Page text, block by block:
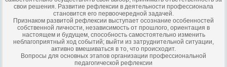
свои решения. Развитие рефлексии в деятельности профессионала
становится его первоочередной задачей.
Признаком развитой рефлексии выступает осознание особенностей
собственной личности, независимость от прошлого, ориентация в
настоящем и будущем, способность самостоятельно изменить
неблагоприятный ход событий; выйти из затруднительной ситуации,
активно вмешиваться в то, что происходит.
Вопросы для основных этапов организации профессиональной
педагогической рефлексии